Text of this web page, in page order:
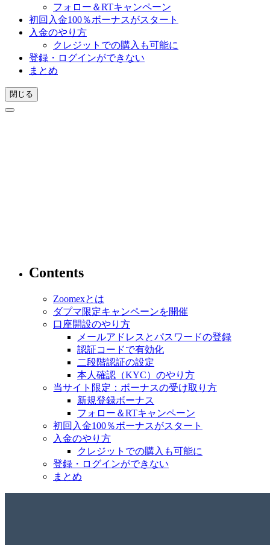
フォロー＆RTキャンペーン
初回入金100％ボーナスがスタート
入金のやり方
クレジットでの購入も可能に
登録・ログインができない
まとめ
閉じる
Contents
Zoomexとは
ダプマ限定キャンペーンを開催
口座開設のやり方
メールアドレスとパスワードの登録
認証コードで有効化
二段階認証の設定
本人確認（KYC）のやり方
当サイト限定：ボーナスの受け取り方
新規登録ボーナス
フォロー＆RTキャンペーン
初回入金100％ボーナスがスタート
入金のやり方
クレジットでの購入も可能に
登録・ログインができない
まとめ